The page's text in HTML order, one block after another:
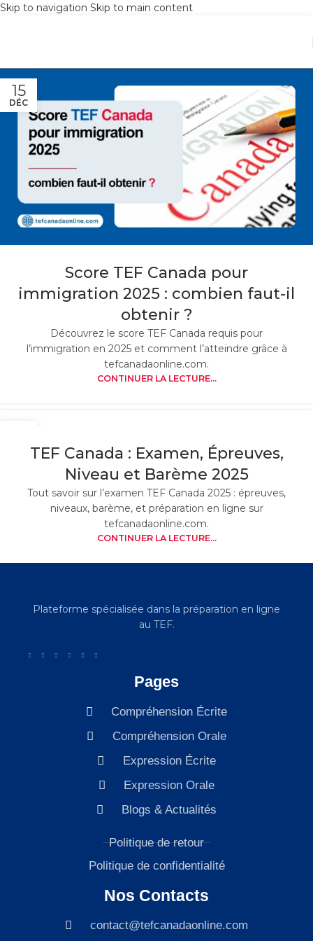
Skip to navigation Skip to main content
15
DÉC
Score TEF Canada pour
immigration 2025 : combien faut-il
obtenir ?
Découvrez le score TEF Canada requis pour
l’immigration en 2025 et comment l’atteindre grâce à
tefcanadaonline.com.
CONTINUER LA LECTURE...
TEF Canada : Examen, Épreuves,
Niveau et Barème 2025
Tout savoir sur l’examen TEF Canada 2025 : épreuves,
niveaux, barème, et préparation en ligne sur
tefcanadaonline.com.
CONTINUER LA LECTURE...
Plateforme spécialisée dans la préparation en ligne
au TEF.
Pages
Compréhension Écrite
Compréhension Orale
Expression Écrite
Expression Orale
Blogs & Actualités
Politique de retour
Politique de confidentialité
Nos Contacts
contact@tefcanadaonline.com